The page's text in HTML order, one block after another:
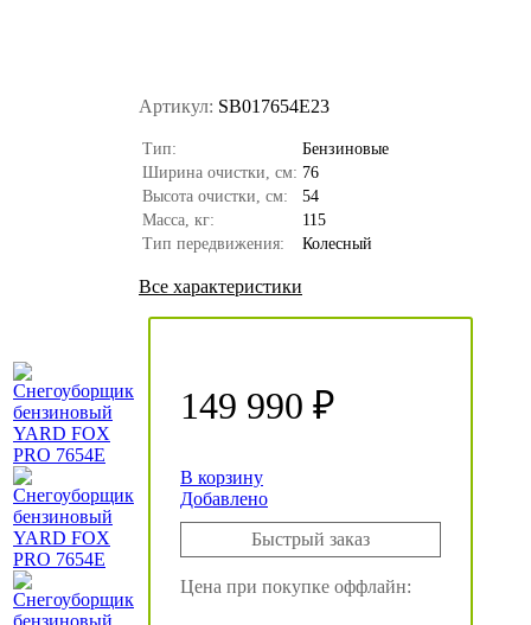
Артикул: SB017654E23
Тип:
Бензиновые
Ширина очистки, см: 76
Высота очистки, см:
54
Масса, кг:
115
Тип передвижения:
Колесный
Все характеристики
149 990 ₽
В корзину
Добавлено
Быстрый заказ
Цена при покупке оффлайн: